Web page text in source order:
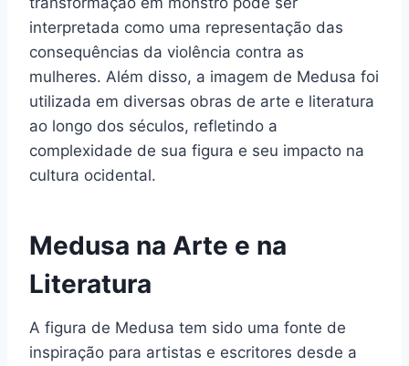
interpretada como uma representação das
consequências da violência contra as
mulheres. Além disso, a imagem de Medusa foi
utilizada em diversas obras de arte e literatura
ao longo dos séculos, refletindo a
complexidade de sua figura e seu impacto na
cultura ocidental.
Medusa na Arte e na
Literatura
A figura de Medusa tem sido uma fonte de
inspiração para artistas e escritores desde a